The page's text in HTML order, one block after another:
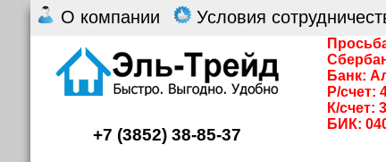
О компании Условия
Банк:
Р/счет:
К/счет:
БИК:
+7 (3852) 38-85-37